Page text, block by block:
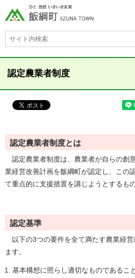
認定農業者制度
認定農業者制度とは
認定農業者制度は、農業者が自らの創
業経営改善計画を飯綱町が認定し、この
て重点的に支援措置を講じようとするもの
認定基準
以下の3つの要件を全て満たす農業経営
ます。
基本構想に照らし適切なものであること